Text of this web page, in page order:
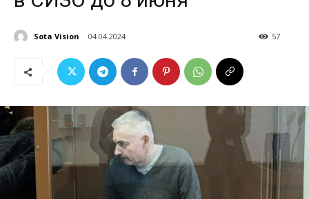
Sota Vision 04.04.2024 57